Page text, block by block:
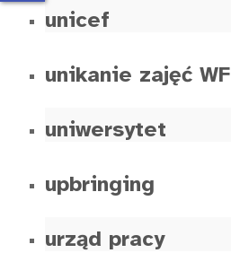
unicef
unikanie zajęć WF
uniwersytet
upbringing
urząd pracy